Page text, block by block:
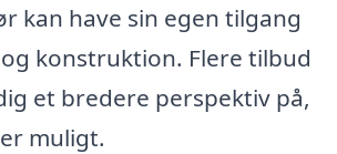
kan have sin egen tilgang
konstruktion. Flere tilbud
et bredere perspektiv på,
muligt.